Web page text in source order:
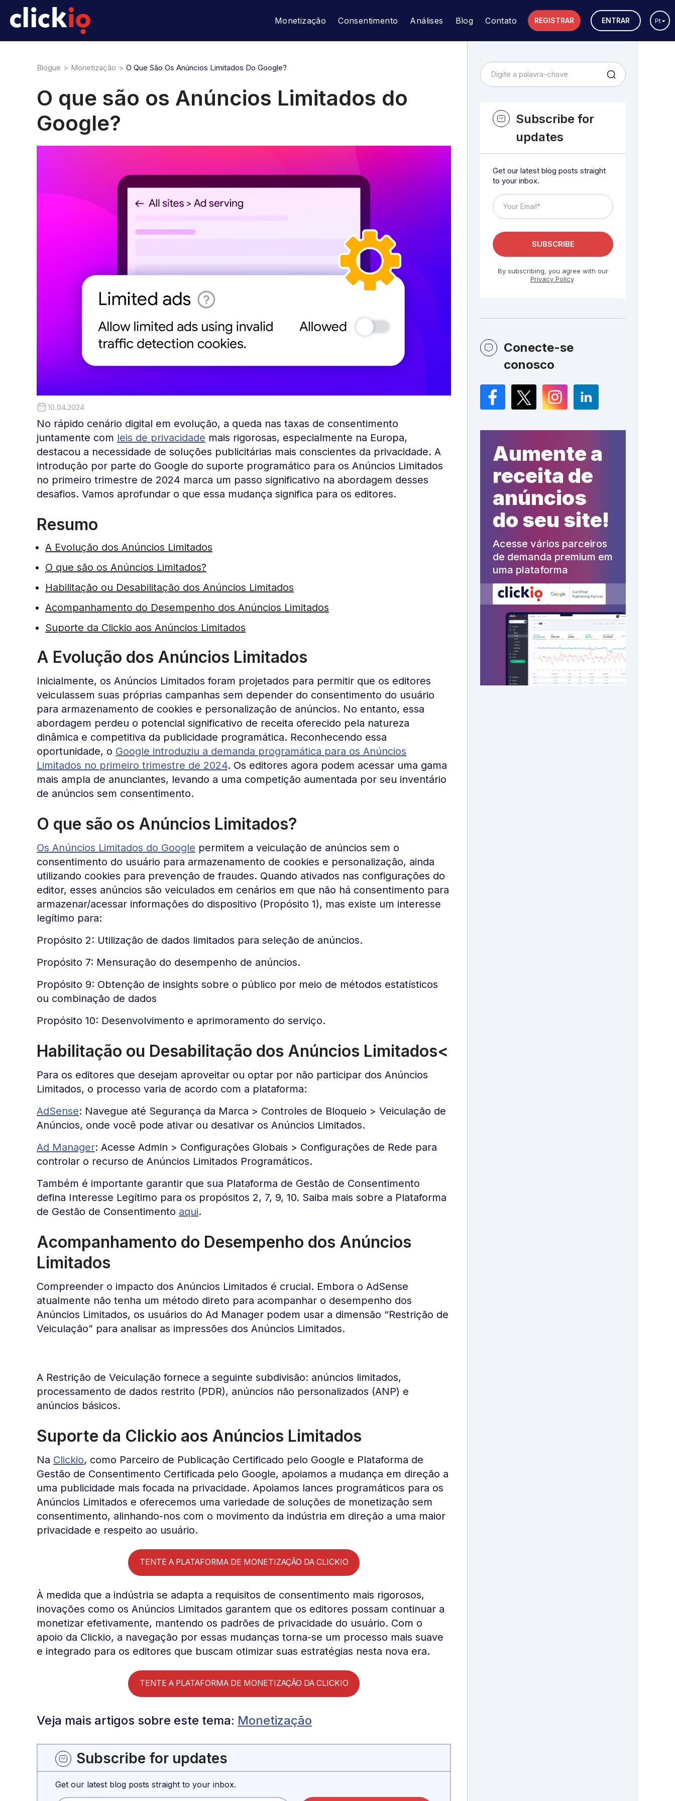
REGISTRAR ENTRAR Pt
Monetização Consentimento Análises Blog Contato
Blogue Monetização O Que São Os Anúncios Limitados Do Google?
O que são os Anúncios Limitados do
Google?
10.04.2024
No rápido cenário digital em evolução, a queda nas taxas de consentimento
juntamente com leis de privacidade mais rigorosas, especialmente na Europa,
destacou a necessidade de soluções publicitárias mais conscientes da privacidade. A
introdução por parte do Google do suporte programático para os Anúncios Limitados
no primeiro trimestre de 2024 marca um passo significativo na abordagem desses
desafios. Vamos aprofundar o que essa mudança significa para os editores.
Resumo
A Evolução dos Anúncios Limitados
O que são os Anúncios Limitados?
Habilitação ou Desabilitação dos Anúncios Limitados
Acompanhamento do Desempenho dos Anúncios Limitados
Suporte da Clickio aos Anúncios Limitados
A Evolução dos Anúncios Limitados
Inicialmente, os Anúncios Limitados foram projetados para permitir que os editores
veiculassem suas próprias campanhas sem depender do consentimento do usuário
para armazenamento de cookies e personalização de anúncios. No entanto, essa
abordagem perdeu o potencial significativo de receita oferecido pela natureza
dinâmica e competitiva da publicidade programática. Reconhecendo essa
oportunidade, o Google introduziu a demanda programática para os Anúncios
Limitados no primeiro trimestre de 2024. Os editores agora podem acessar uma gama
mais ampla de anunciantes, levando a uma competição aumentada por seu inventário
de anúncios sem consentimento.
O que são os Anúncios Limitados?
Os Anúncios Limitados do Google permitem a veiculação de anúncios sem o
consentimento do usuário para armazenamento de cookies e personalização, ainda
utilizando cookies para prevenção de fraudes. Quando ativados nas configurações do
editor, esses anúncios são veiculados em cenários em que não há consentimento para
armazenar/acessar informações do dispositivo (Propósito 1), mas existe um interesse
legítimo para:
Propósito 2: Utilização de dados limitados para seleção de anúncios.
Propósito 7: Mensuração do desempenho de anúncios.
Propósito 9: Obtenção de insights sobre o público por meio de métodos estatísticos
ou combinação de dados
Propósito 10: Desenvolvimento e aprimoramento do serviço.
Habilitação ou Desabilitação dos Anúncios Limitados<
Para os editores que desejam aproveitar ou optar por não participar dos Anúncios
Limitados, o processo varia de acordo com a plataforma:
AdSense: Navegue até Segurança da Marca > Controles de Bloqueio > Veiculação de
Anúncios, onde você pode ativar ou desativar os Anúncios Limitados.
Ad Manager: Acesse Admin > Configurações Globais > Configurações de Rede para
controlar o recurso de Anúncios Limitados Programáticos.
Também é importante garantir que sua Plataforma de Gestão de Consentimento
defina Interesse Legítimo para os propósitos 2, 7, 9, 10. Saiba mais sobre a Plataforma
de Gestão de Consentimento aqui.
Acompanhamento do Desempenho dos Anúncios
Limitados
Compreender o impacto dos Anúncios Limitados é crucial. Embora o AdSense
atualmente não tenha um método direto para acompanhar o desempenho dos
Anúncios Limitados, os usuários do Ad Manager podem usar a dimensão “Restrição de
Veiculação” para analisar as impressões dos Anúncios Limitados.
A Restrição de Veiculação fornece a seguinte subdivisão: anúncios limitados,
processamento de dados restrito (PDR), anúncios não personalizados (ANP) e
anúncios básicos.
Suporte da Clickio aos Anúncios Limitados
Na Clickio, como Parceiro de Publicação Certificado pelo Google e Plataforma de
Gestão de Consentimento Certificada pelo Google, apoiamos a mudança em direção a
uma publicidade mais focada na privacidade. Apoiamos lances programáticos para os
Anúncios Limitados e oferecemos uma variedade de soluções de monetização sem
consentimento, alinhando-nos com o movimento da indústria em direção a uma maior
privacidade e respeito ao usuário.
TENTE A PLATAFORMA DE MONETIZAÇÃO DA CLICKIO
À medida que a indústria se adapta a requisitos de consentimento mais rigorosos,
inovações como os Anúncios Limitados garantem que os editores possam continuar a
monetizar efetivamente, mantendo os padrões de privacidade do usuário. Com o
apoio da Clickio, a navegação por essas mudanças torna-se um processo mais suave
e integrado para os editores que buscam otimizar suas estratégias nesta nova era.
TENTE A PLATAFORMA DE MONETIZAÇÃO DA CLICKIO
Veja mais artigos sobre este tema: Monetização
Subscribe for updates
Get our latest blog posts straight to your inbox.
Subscribe for
updates
Get our latest blog posts straight
to your inbox.
By subscribing, you agree with our
Privacy Policy.
Conecte-se
conosco
Facebook
TwitterInstagramLinkedIn
Aumente a
receita de
anúncios
do seu site!
Acesse vários parceiros
de demanda premium em
uma plataforma